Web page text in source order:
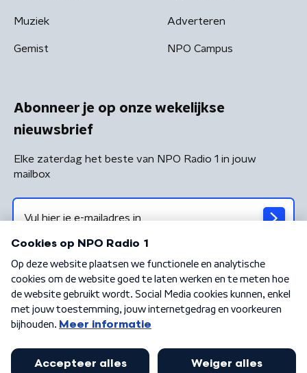
Muziek
Gemist
Adverteren
NPO Campus
Abonneer je op onze wekelijkse
nieuwsbrief
Elke zaterdag het beste van NPO Radio 1 in jouw
mailbox
Algemene voorwaarden